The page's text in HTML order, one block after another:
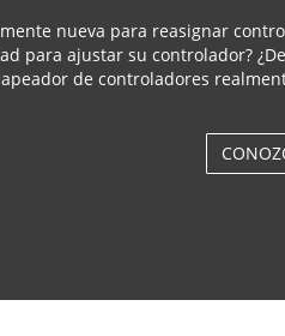
nueva para reasignar
para ajustar su controlador?
de controladores